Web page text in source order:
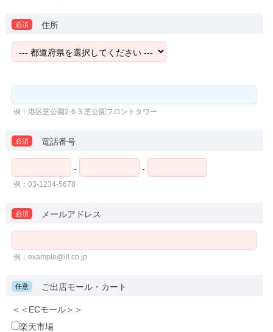
必須 住所
例：港区芝公園2-6-3 芝公園フロントタワー
必須 電話番号
- -
例：03-1234-5678
必須 メールアドレス
例：example@ill.co.jp
任意 ご出店モール・カート
＜＜ECモール＞＞
楽天市場